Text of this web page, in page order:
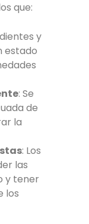
que:
y
estado
: Se
de
la
: Los
las
y tener
los